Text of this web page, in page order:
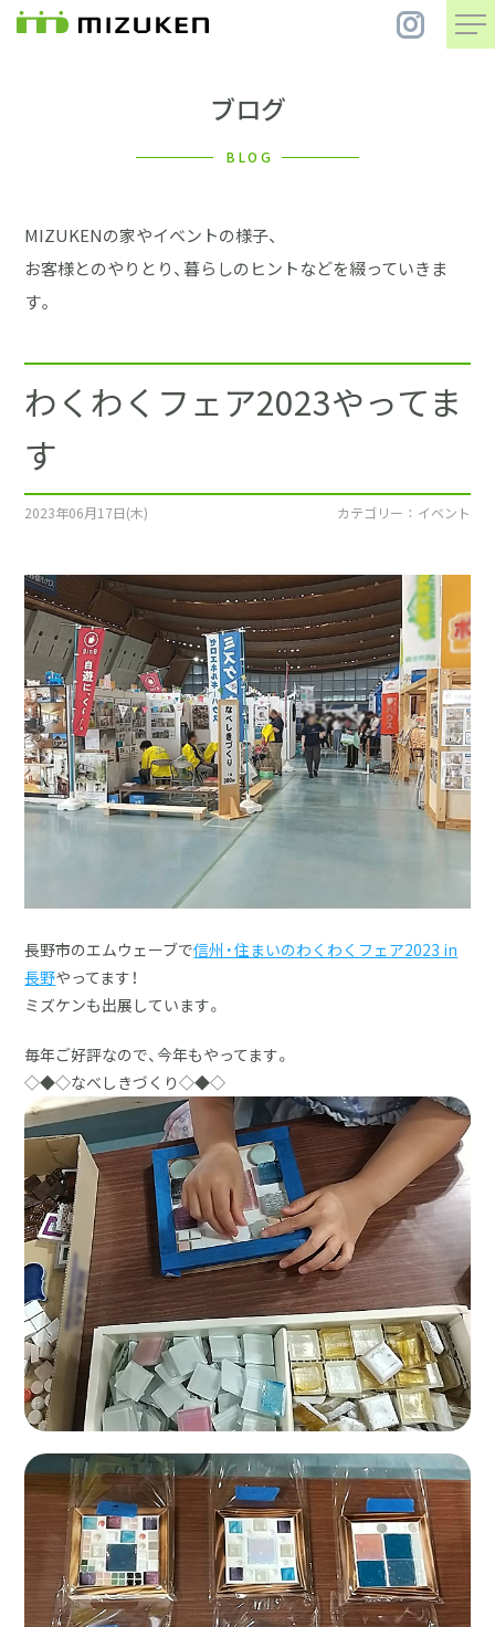
住 宅
まちづくり
会社案内
採用情報
イベント
ショールーム
ブログ
ブログ
BLOG
MIZUKENの家やイベントの様子、
お客様とのやりとり、暮らしのヒントなどを綴っていきま
す。
わくわくフェア2023やってま
す
2023年06月17日(木) カテゴリー ： イベント
長野市のエムウェーブで信州・住まいのわくわくフェア2023 in
長野やってます！
ミズケンも出展しています。
毎年ご好評なので、今年もやってます。
◇◆◇なべしきづくり◇◆◇